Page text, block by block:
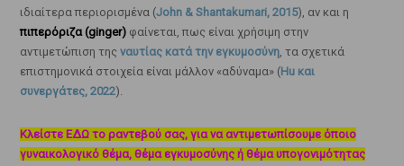
ιδιαίτερα περιορισμένα (John & Shantakumari, 2015), αν και η
πιπερόριζα (ginger)φαίνεται, πως είναι χρήσιμη στην
αντιμετώπιση της ναυτίας κατά την εγκυμοσύνη, τα σχετικά
επιστημονικά στοιχεία είναι μάλλον «αδύναμα» (Hu και
συνεργάτες, 2022).
Κλείστε ΕΔΩ το ραντεβού σας, για να αντιμετωπίσουμε όποιο
γυναικολογικό θέμα, θέμα εγκυμοσύνης ή θέμα υπογονιμότητας